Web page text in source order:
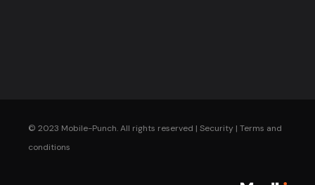
© 2023 Mobile-Punch. All rights reserved |Security |Terms and
conditions